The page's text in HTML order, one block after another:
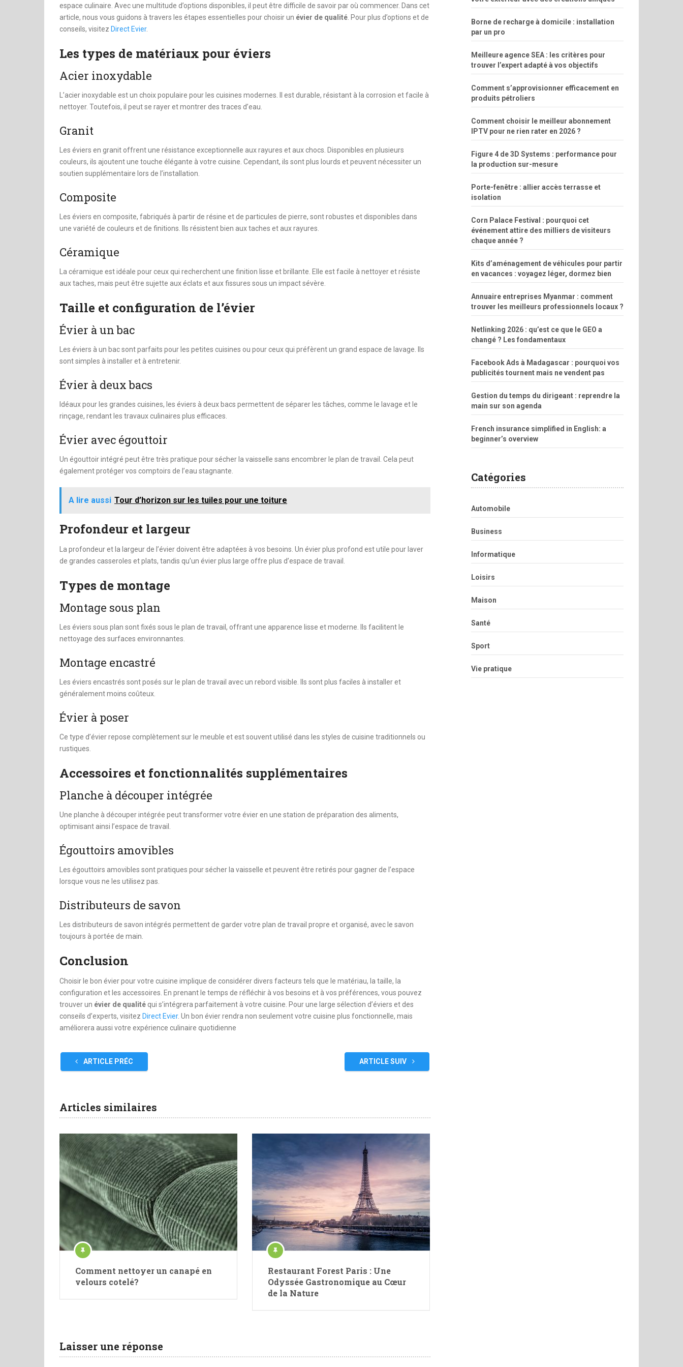
espace culinaire. Avec une multitude d’options disponibles, il peut être difficile de savoir par où commencer. Dans cet
article, nous vous guidons à travers les étapes essentielles pour choisir un évier de qualité. Pour plus d’options et de
conseils, visitez Direct Evier.
Les types de matériaux pour éviers
Acier inoxydable
L’acier inoxydable est un choix populaire pour les cuisines modernes. Il est durable, résistant à la corrosion et facile à
nettoyer. Toutefois, il peut se rayer et montrer des traces d’eau.
Granit
Les éviers en granit offrent une résistance exceptionnelle aux rayures et aux chocs. Disponibles en plusieurs
couleurs, ils ajoutent une touche élégante à votre cuisine. Cependant, ils sont plus lourds et peuvent nécessiter un
soutien supplémentaire lors de l’installation.
Composite
Les éviers en composite, fabriqués à partir de résine et de particules de pierre, sont robustes et disponibles dans
une variété de couleurs et de finitions. Ils résistent bien aux taches et aux rayures.
Céramique
La céramique est idéale pour ceux qui recherchent une finition lisse et brillante. Elle est facile à nettoyer et résiste
aux taches, mais peut être sujette aux éclats et aux fissures sous un impact sévère.
Taille et configuration de l’évier
Évier à un bac
Les éviers à un bac sont parfaits pour les petites cuisines ou pour ceux qui préfèrent un grand espace de lavage. Ils
sont simples à installer et à entretenir.
Évier à deux bacs
Idéaux pour les grandes cuisines, les éviers à deux bacs permettent de séparer les tâches, comme le lavage et le
rinçage, rendant les travaux culinaires plus efficaces.
Évier avec égouttoir
Un égouttoir intégré peut être très pratique pour sécher la vaisselle sans encombrer le plan de travail. Cela peut
également protéger vos comptoirs de l’eau stagnante.
A lire aussi Tour d’horizon sur les tuiles pour une toiture
Profondeur et largeur
La profondeur et la largeur de l’évier doivent être adaptées à vos besoins. Un évier plus profond est utile pour laver
de grandes casseroles et plats, tandis qu’un évier plus large offre plus d’espace de travail.
Types de montage
Montage sous plan
Les éviers sous plan sont fixés sous le plan de travail, offrant une apparence lisse et moderne. Ils facilitent le
nettoyage des surfaces environnantes.
Montage encastré
Les éviers encastrés sont posés sur le plan de travail avec un rebord visible. Ils sont plus faciles à installer et
généralement moins coûteux.
Évier à poser
Ce type d’évier repose complètement sur le meuble et est souvent utilisé dans les styles de cuisine traditionnels ou
rustiques.
Accessoires et fonctionnalités supplémentaires
Planche à découper intégrée
Une planche à découper intégrée peut transformer votre évier en une station de préparation des aliments,
optimisant ainsi l’espace de travail.
Égouttoirs amovibles
Les égouttoirs amovibles sont pratiques pour sécher la vaisselle et peuvent être retirés pour gagner de l’espace
lorsque vous ne les utilisez pas.
Distributeurs de savon
Les distributeurs de savon intégrés permettent de garder votre plan de travail propre et organisé, avec le savon
toujours à portée de main.
Conclusion
Choisir le bon évier pour votre cuisine implique de considérer divers facteurs tels que le matériau, la taille, la
configuration et les accessoires. En prenant le temps de réfléchir à vos besoins et à vos préférences, vous pouvez
trouver un évier de qualité qui s’intégrera parfaitement à votre cuisine. Pour une large sélection d’éviers et des
conseils d’experts, visitez Direct Evier. Un bon évier rendra non seulement votre cuisine plus fonctionnelle, mais
améliorera aussi votre expérience culinaire quotidienne
ARTICLE PRÉC ARTICLE SUIV
Articles similaires
Comment nettoyer un canapé en
velours cotelé?
Restaurant Forest Paris : Une
Odyssée Gastronomique au Cœur
de la Nature
Laisser une réponse
Borne de recharge à domicile : installation
par un pro
Meilleure agence SEA : les critères pour
trouver l’expert adapté à vos objectifs
Comment s’approvisionner efficacement en
produits pétroliers
Comment choisir le meilleur abonnement
IPTV pour ne rien rater en 2026 ?
Figure 4 de 3D Systems : performance pour
la production sur-mesure
Porte-fenêtre : allier accès terrasse et
isolation
Corn Palace Festival : pourquoi cet
événement attire des milliers de visiteurs
chaque année ?
Kits d’aménagement de véhicules pour partir
en vacances : voyagez léger, dormez bien
Annuaire entreprises Myanmar : comment
trouver les meilleurs professionnels locaux ?
Netlinking 2026 : qu’est ce que le GEO a
changé ? Les fondamentaux
Facebook Ads à Madagascar : pourquoi vos
publicités tournent mais ne vendent pas
Gestion du temps du dirigeant : reprendre la
main sur son agenda
French insurance simplified in English: a
beginner’s overview
Catégories
Automobile
Business
Informatique
Loisirs
Maison
Santé
Sport
Vie pratique
dinheiro